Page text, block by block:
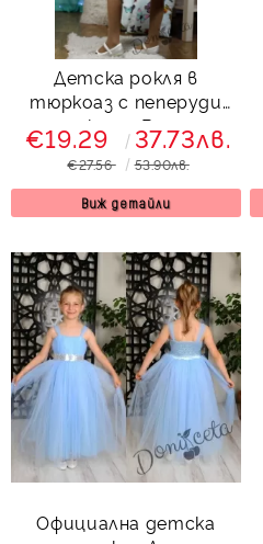
Детска рокля в
тюркоаз с пеперуди
тип клош Вилина
€19.29 37.73лв.
€27.56 53.90лв.
Виж детайли
Официална детска